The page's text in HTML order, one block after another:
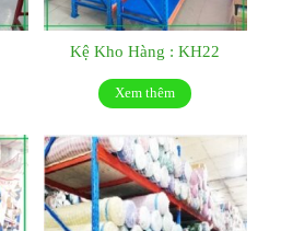
Kệ Kho Hàng : KH22
Xem thêm